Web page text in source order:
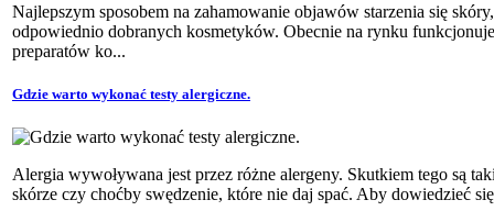
Najlepszym sposobem na zahamowanie objawów starzenia się
odpowiednio dobranych kosmetyków. Obecnie na rynku
preparatów ko...
Gdzie warto wykonać testy alergiczne.
Alergia wywoływana jest przez różne alergeny. Skutkiem tego są
skórze czy choćby swędzenie, które nie daj spać. Aby dowiedzieć